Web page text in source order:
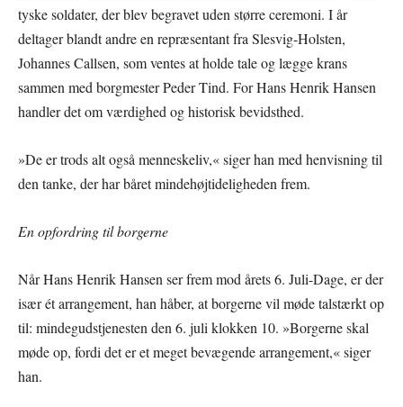
tyske soldater, der blev begravet uden større ceremoni. I år
deltager blandt andre en repræsentant fra Slesvig-Holsten,
Johannes Callsen, som ventes at holde tale og lægge krans
sammen med borgmester Peder Tind. For Hans Henrik Hansen
handler det om værdighed og historisk bevidsthed.
»De er trods alt også menneskeliv,« siger han med henvisning til
den tanke, der har båret mindehøjtideligheden frem.
En opfordring til borgerne
Når Hans Henrik Hansen ser frem mod årets 6. Juli-Dage, er der
især ét arrangement, han håber, at borgerne vil møde talstærkt op
til: mindegudstjenesten den 6. juli klokken 10. »Borgerne skal
møde op, fordi det er et meget bevægende arrangement,« siger
han.